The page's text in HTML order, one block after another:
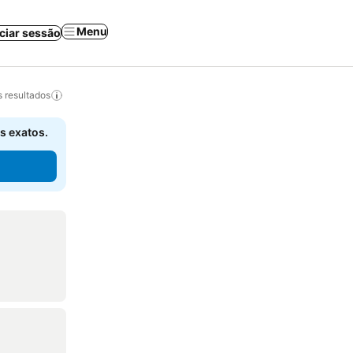
sessão Menu
resultados
exatos.